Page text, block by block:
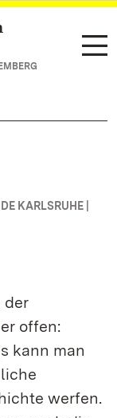
KARLSRUHE |
der
offen:
kann man
werfen.